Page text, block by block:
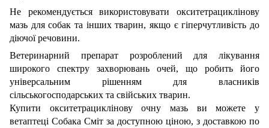
Не рекомендується використовувати окситетрациклінову
мазь для собак та інших тварин, якщо є гіперчутливість до
діючої речовини.
Ветеринарний препарат розроблений для лікування
широкого спектру захворювань очей, що робить його
універсальним рішенням для власників
сільськогосподарських та свійських тварин.
Купити окситетрациклінову очну мазь ви можете у
ветаптеці Собака Сміт за доступною ціною, з доставкою по